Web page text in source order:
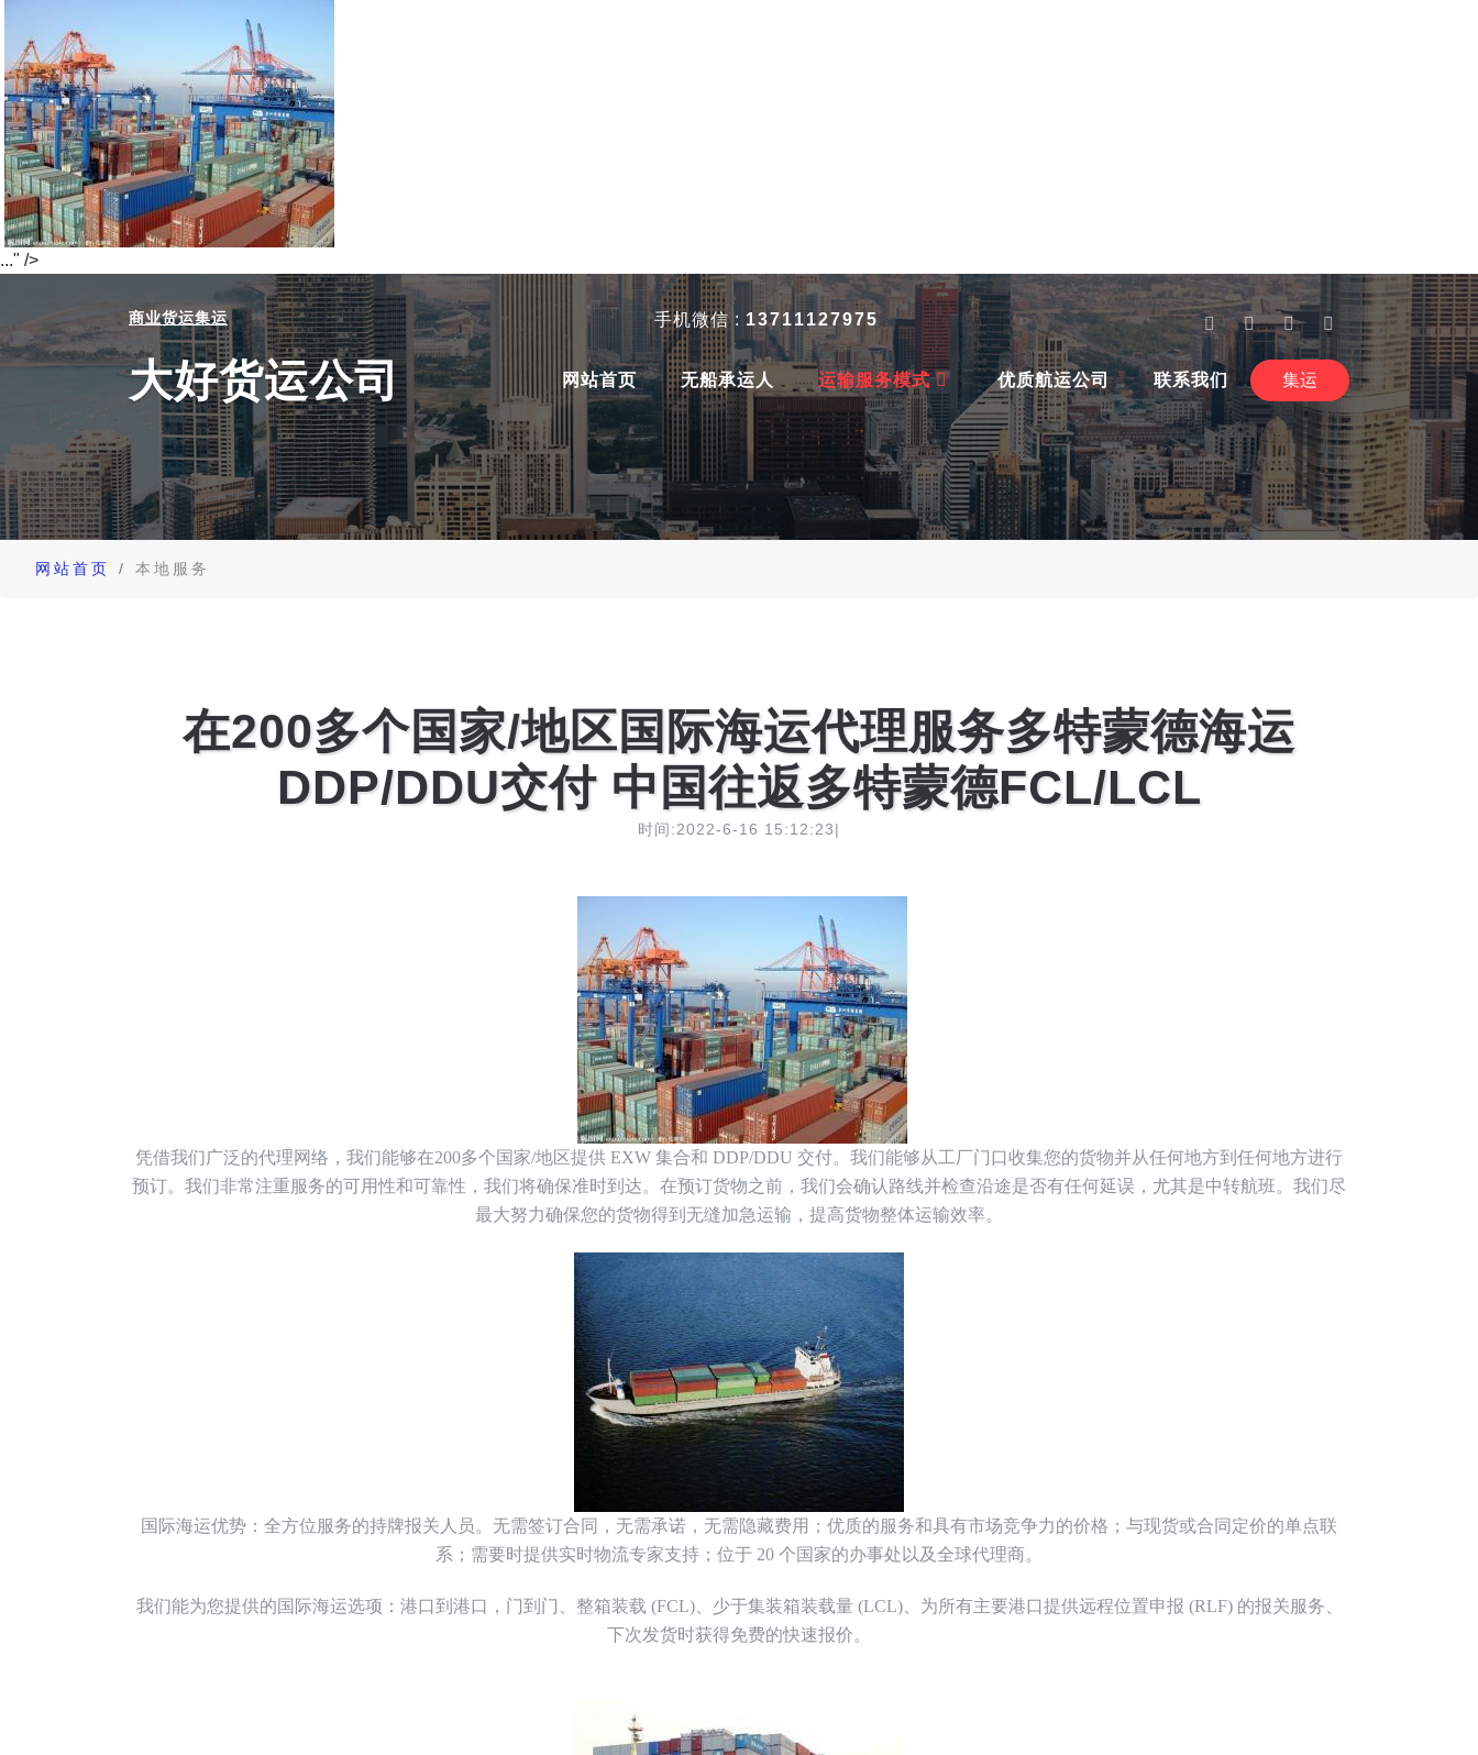
..." />
商业货运集运 手机微信 : 13711127975
大好货运公司 网站首页竞争力的服务
无船承运人 运输服务模式 优质航运公司 联系我们 集运
网站首页 本地服务
在200多个国家/地区国际海运代理服务多特蒙德海运
DDP/DDU交付 中国往返多特蒙德FCL/LCL
时间:2022-6-16 15:12:23|
凭借我们广泛的代理网络，我们能够在200多个国家/地区提供 EXW 集合和 DDP/DDU 交付。我们能够从工厂门口收集您的货物并从任何地方到任何地方进行
预订。我们非常注重服务的可用性和可靠性，我们将确保准时到达。在预订货物之前，我们会确认路线并检查沿途是否有任何延误，尤其是中转航班。我们尽
最大努力确保您的货物得到无缝加急运输，提高货物整体运输效率。
国际海运优势 ： 全方位服务的持牌报关人员 。 无需签订合同，无需承诺，无需隐藏费用 ； 优质的服务和具有市场竞争力的价格 ； 与现货或合同定价的单点联
系 ； 需要时提供实时物流专家支持 ； 位于 20 个国家的办事处以及全球代理商。
我们能为您提供的国际海运选项：港口到港口，门到门 整箱装载 (FCL)、 少于集装箱装载量 (LCL)、 为所有主要港口提供远程位置申报 (RLF) 的报关服务
下次发货时获得免费的快速报价。